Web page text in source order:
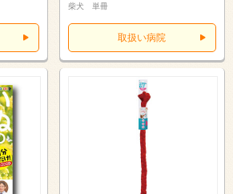
柴犬 単冊
取扱い病院